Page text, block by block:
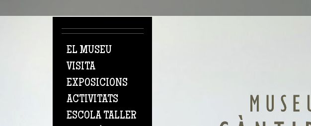
EL MUSEU
VISITA
EXPOSICIONS
ACTIVITATS
ESCOLA TALLER